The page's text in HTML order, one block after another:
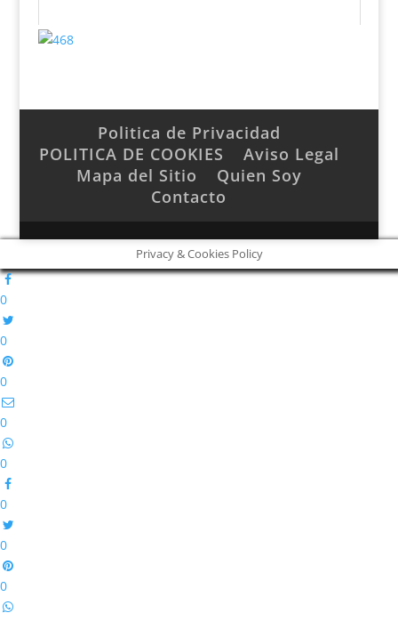
Politica de Privacidad
POLITICA DE COOKIES
Aviso Legal
Mapa del Sitio
Quien Soy
Contacto
Privacy & Cookies Policy
0
0
0
0
0
0
0
0